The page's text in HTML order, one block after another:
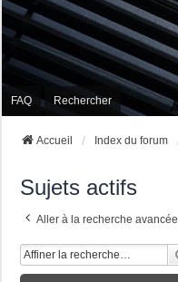
FAQ Rechercher
Accueil Index du forum
Sujets actifs
Aller à la recherche avancée